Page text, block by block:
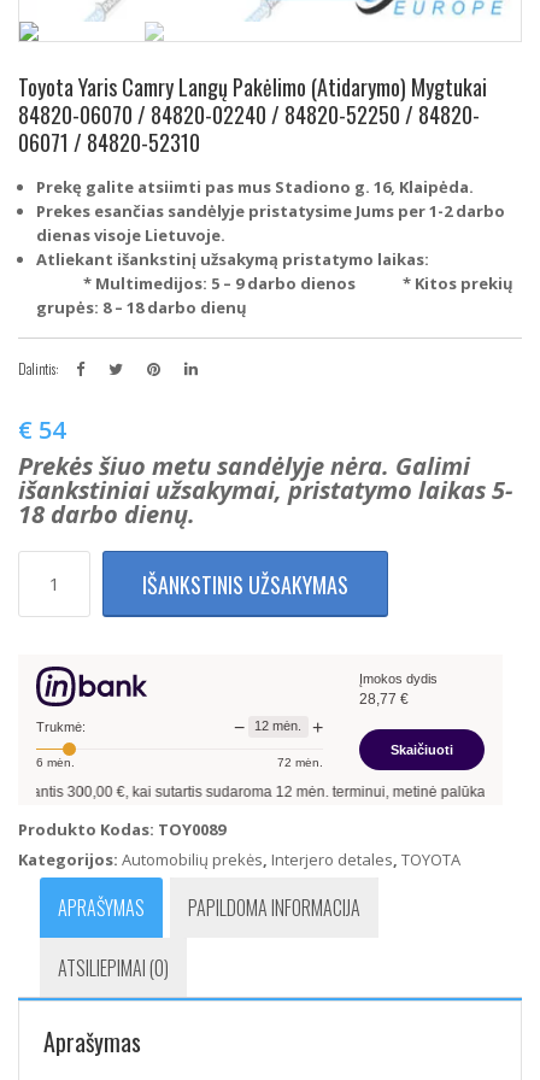
Toyota Yaris Camry Langų Pakėlimo (Atidarymo) Mygtukai
84820-06070 / 84820-02240 / 84820-52250 / 84820-
06071 / 84820-52310
Prekę galite atsiimti pas mus Stadiono g. 16, Klaipėda.
Prekes esančias sandėlyje pristatysime Jums per 1-2 darbo
dienas visoje Lietuvoje.
Atliekant išankstinį užsakymą pristatymo laikas:
* Multimedijos: 5 – 9 darbo dienos * Kitos prekių
grupės: 8 – 18 darbo dienų
Dalintis:
€ 54
Prekės šiuo metu sandėlyje nėra. Galimi
išankstiniai užsakymai, pristatymo laikas 5-
18 darbo dienų.
kiekis:
Langų
Pakėlimo
(Atidarymo)
Mygtukai
06070
/
84820-
02240
84820-
84820-
IŠANKSTINIS UŽSAKYMAS
Trukmė: − 12 mėn. +
6 mėn. 72 mėn.
Įmokos dydis
28,77 €
Skaičiuoti
300,00€, kai sutartis sudaroma12mėn. terminui, metinė palūkanų norma –
Produkto Kodas: TOY0089
Kategorijos: Automobilių prekės, Interjero detales, TOYOTA
APRAŠYMAS PAPILDOMA INFORMACIJA
ATSILIEPIMAI (0)
Aprašymas